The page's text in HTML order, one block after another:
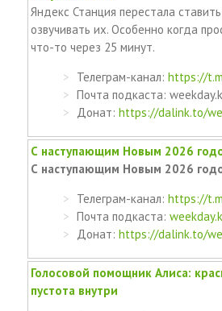
Яндекс Станция перестала
озвучивать их. Особенно когда
что-то через 25 минут.
Телеграм-канал: https://
Почта подкаста:
Донат: https://dalink.to/
С наступающим Новым 2026
С наступающим Новым 2026
Телеграм-канал: https://
Почта подкаста:
Донат: https://dalink.to/
Голосовой помощник Алиса:
пустота внутри